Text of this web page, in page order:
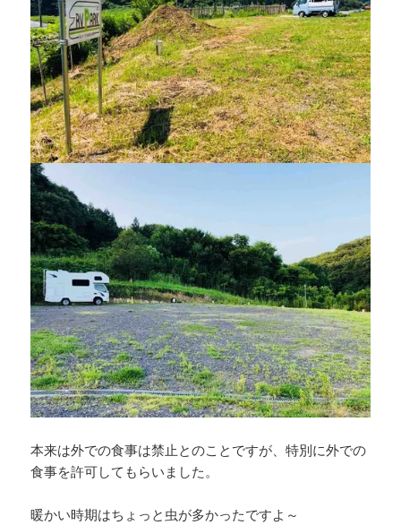
本来は外での食事は禁止とのことですが、特別に外での
食事を許可してもらいました。
暖かい時期はちょっと虫が多かったですよ～